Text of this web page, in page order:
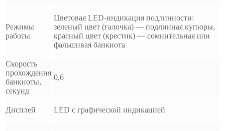
Режимы
работы
Цветовая LED-индикация подлинности:
зеленый цвет (галочка) — подлинная купюры,
красный цвет (крестик) — сомнительная или
фальшивая банкнота
Скорость
прохождения
банкноты,
секунд
0,6
Дисплей LED с графической индикацией